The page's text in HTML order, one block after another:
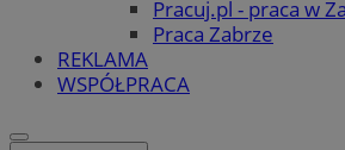
Pracuj.pl - praca w
Praca Zabrze
REKLAMA
WSPÓŁPRACA